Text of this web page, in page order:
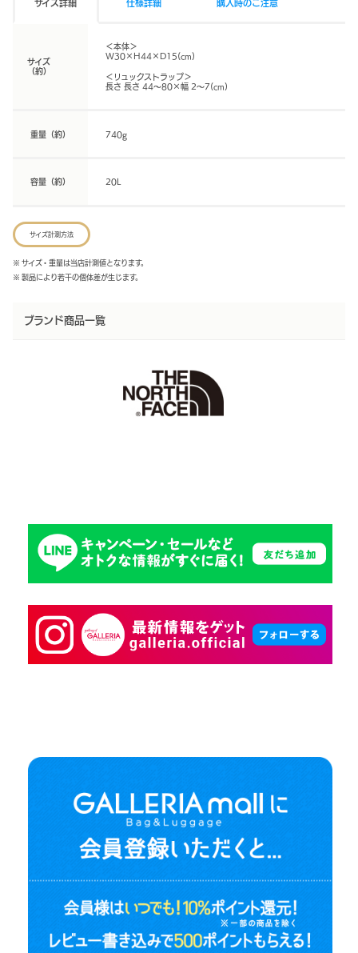
サイズ詳細 仕様詳細 購入時のご注意
サイズ
（約）
＜本体＞
W30×H44×D15(cm)
＜リュックストラップ＞
長さ 長さ 44～80×幅 2～7(cm)
重量（約） 740g
容量（約） 20L
サイズ計測方法
※ サイズ・重量は当店計測値となります。
※ 製品により若干の個体差が生じます。
ブランド商品一覧